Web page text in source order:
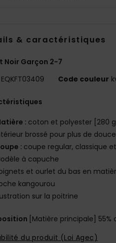
& caractéristiques
Noir Garçon 2-7
EQKFT03409 Code couleur
: coton et polyester [280
brossé pour plus de
: coupe regular, classique
à capuche
et ourlet du bas en
kangourou
sur la poitrine
[Matière principale] 55%
du produit (Loi Agec)